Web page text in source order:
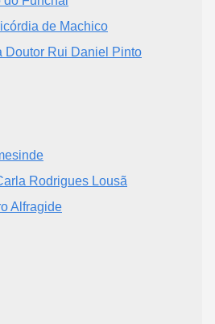
de Machico
Doutor Rui Daniel Pinto
Rodrigues Lousã
Alfragide